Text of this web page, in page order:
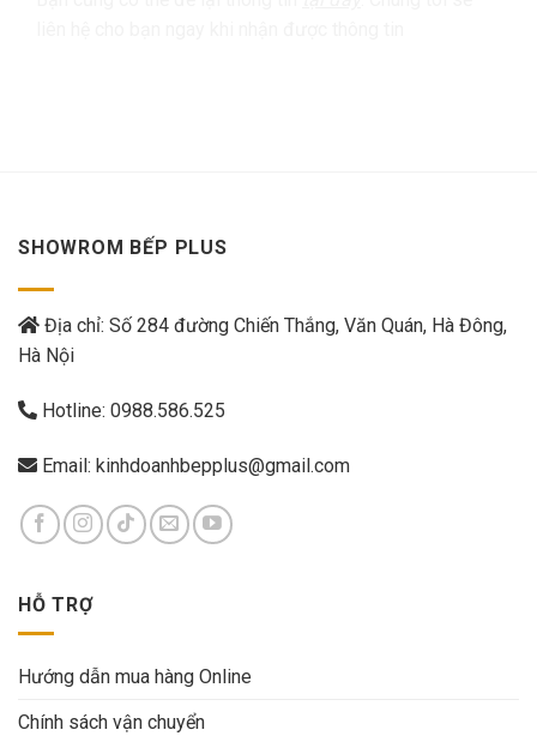
SHOWROM BẾP PLUS
Địa chỉ: Số 284 đường Chiến Thắng, Văn Quán, Hà Đông,
Hà Nội
Hotline: 0988.586.525
Email: kinhdoanhbepplus@gmail.com
HỖ TRỢ
Hướng dẫn mua hàng Online
Chính sách vận chuyển